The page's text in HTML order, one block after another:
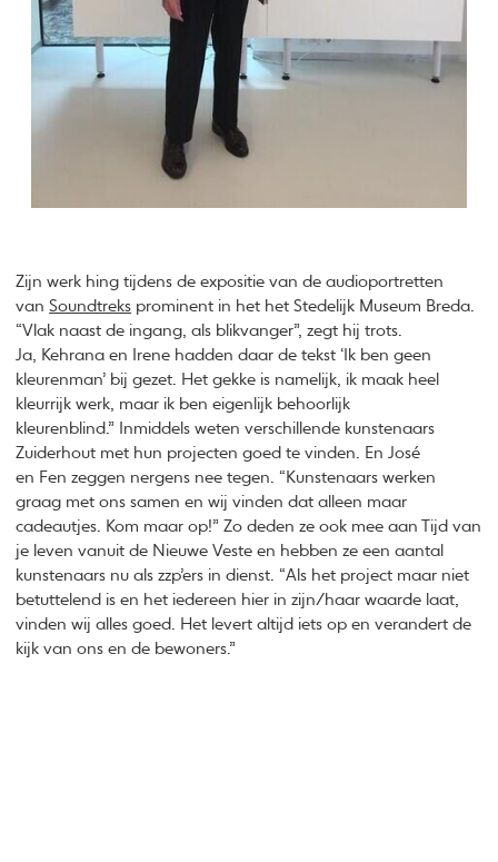
Zijn werk hing tijdens de expositie van de audioportretten
vanSoundtreks prominent in het het Stedelijk Museum Breda.
“Vlak naast de ingang, als blikvanger”, zegt hij trots.
Ja, Kehrana en Irene hadden daar de tekst ‘Ik ben geen
kleurenman’ bij gezet. Het gekke is namelijk, ik maak heel
kleurrijk werk, maar ik ben eigenlijk behoorlijk
kleurenblind.” Inmiddels weten verschillende kunstenaars
Zuiderhout met hun projecten goed te vinden. En José
en Fen zeggen nergens nee tegen. “Kunstenaars werken
graag met ons samen en wij vinden dat alleen maar
cadeautjes. Kom maar op!” Zo deden ze ook mee aan Tijd van
je leven vanuit de Nieuwe Veste en hebben ze een aantal
kunstenaars nu als zzp’ers in dienst. “Als het project maar niet
betuttelend is en het iedereen hier in zijn/haar waarde laat,
vinden wij alles goed. Het levert altijd iets op en verandert de
kijk van ons en de bewoners.”